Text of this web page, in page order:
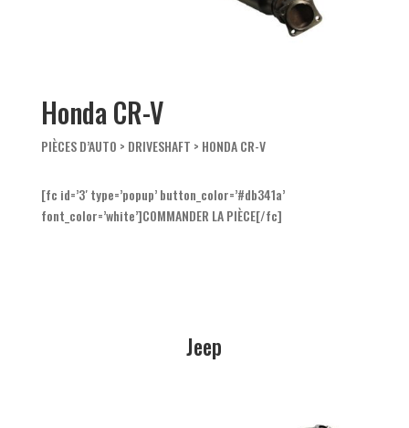
Honda CR-V
PIÈCES D’AUTO > DRIVESHAFT > HONDA CR-V
[fc id=’3′ type=’popup’ button_color=’#db341a’
font_color=’white’]COMMANDER LA PIÈCE[/fc]
Jeep